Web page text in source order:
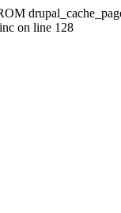
on line 128